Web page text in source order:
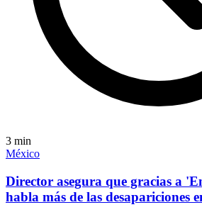
3 min
México
Director asegura que gracias a
habla más de las desapariciones